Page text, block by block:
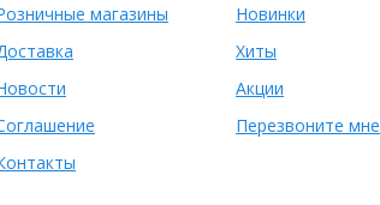
магазины
Новинки
Хиты
Акции
Перезвоните мне